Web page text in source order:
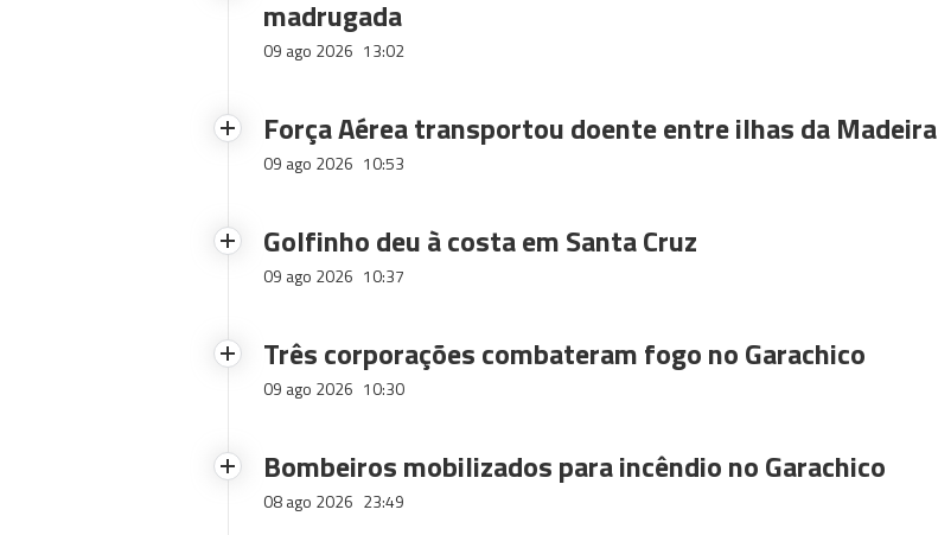
madrugada
09 ago 2026 13:02
Força Aérea transportou doente entre ilhas da Madeira
09 ago 2026 10:53
Golfinho deu à costa em Santa Cruz
09 ago 2026 10:37
Três corporações combateram fogo no Garachico
09 ago 2026 10:30
Bombeiros mobilizados para incêndio no Garachico
08 ago 2026 23:49